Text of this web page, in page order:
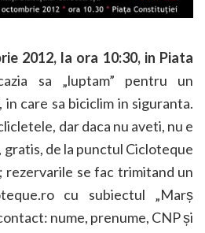
2012, la ora 10:30, in Piata
sa „luptam” pentru un
care sa biciclim in siguranta.
dar daca nu aveti, nu e
de la punctul Cicloteque
rezervarile se fac trimitand un
cu subiectul „Marș
nume, prenume, CNP și